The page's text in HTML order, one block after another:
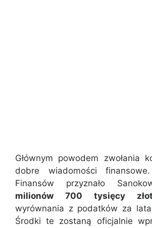
Głównym powodem zwołania
dobre wiadomości
Finansów przyznało
milionów 700 tysięcy
wyrównania z podatków za
Środki te zostaną oficjalnie